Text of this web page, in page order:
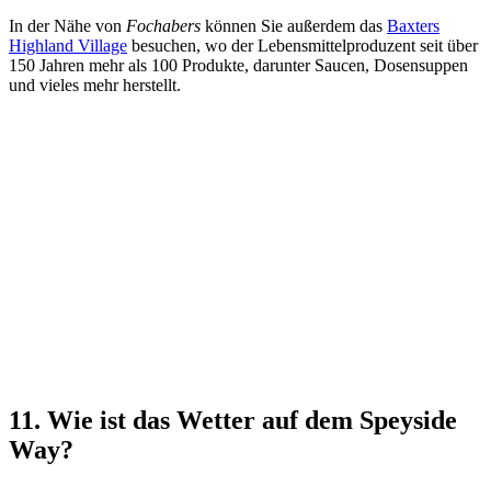
In der Nähe von Fochabers können Sie außerdem das Baxters
Highland Village besuchen, wo der Lebensmittelproduzent seit über
150 Jahren mehr als 100 Produkte, darunter Saucen, Dosensuppen
und vieles mehr herstellt.
11. Wie ist das Wetter auf dem Speyside
Way?